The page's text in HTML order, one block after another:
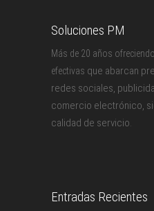
Soluciones PM
Más de 20 años
efectivas que abarcan
redes sociales,
comercio electrónico,
calidad de servicio.
Entradas Recientes